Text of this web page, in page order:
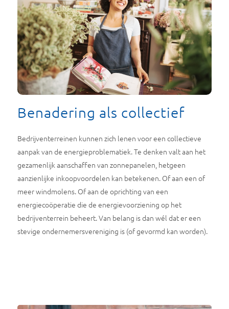
Benadering als collectief
Bedrijventerreinen kunnen zich lenen voor een collectieve
aanpak van de energieproblematiek. Te denken valt aan het
gezamenlijk aanschaffen van zonnepanelen, hetgeen
aanzienlijke inkoopvoordelen kan betekenen. Of aan een of
meer windmolens. Of aan de oprichting van een
energiecoöperatie die de energievoorziening op het
bedrijventerrein beheert. Van belang is dan wél dat er een
stevige ondernemersvereniging is (of gevormd kan worden).